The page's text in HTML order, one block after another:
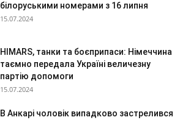
білоруськими номерами з 16 липня
15.07.2024
HIMARS, танки та боєприпаси: Німеччина
таємно передала Україні величезну
партію допомоги
15.07.2024
В Анкарі чоловік випадково застрелився